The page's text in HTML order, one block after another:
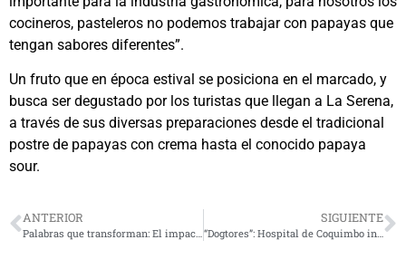
cocineros, pasteleros no podemos trabajar con papayas que
tengan sabores diferentes”.
Un fruto que en época estival se posiciona en el marcado, y
busca ser degustado por los turistas que llegan a La Serena,
a través de sus diversas preparaciones desde el tradicional
postre de papayas con crema hasta el conocido papaya
sour.
ANTERIOR SIGUIENTE